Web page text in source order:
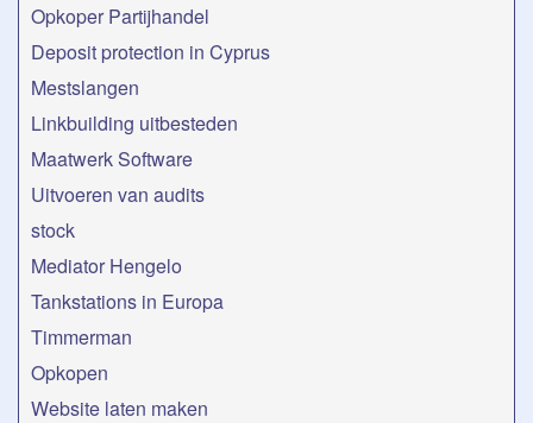
Opkoper Partijhandel
Deposit protection in Cyprus
Mestslangen
Linkbuilding uitbesteden
Maatwerk Software
Uitvoeren van audits
stock
Mediator Hengelo
Tankstations in Europa
Timmerman
Opkopen
Website laten maken